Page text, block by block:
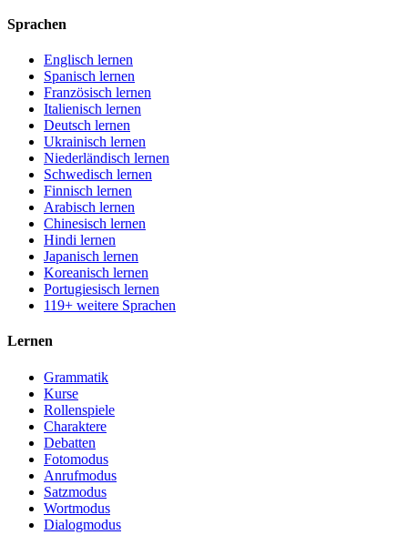
Sprachen
Englisch lernen
Spanisch lernen
Französisch lernen
Italienisch lernen
Deutsch lernen
Ukrainisch lernen
Niederländisch lernen
Schwedisch lernen
Finnisch lernen
Arabisch lernen
Chinesisch lernen
Hindi lernen
Japanisch lernen
Koreanisch lernen
Portugiesisch lernen
119+ weitere Sprachen
Lernen
Grammatik
Kurse
Rollenspiele
Charaktere
Debatten
Fotomodus
Anrufmodus
Satzmodus
Wortmodus
Dialogmodus